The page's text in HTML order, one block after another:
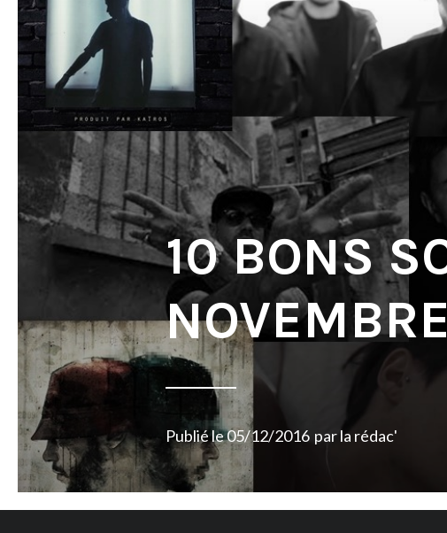
10 BONS
Publié le05/12/2016 parla rédac'